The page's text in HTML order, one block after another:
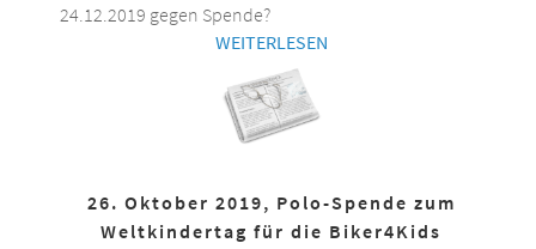
24.12.2019 gegen Spende?
WEITERLESEN
26. Oktober 2019, Polo-Spende zum
Weltkindertag für die Biker4Kids